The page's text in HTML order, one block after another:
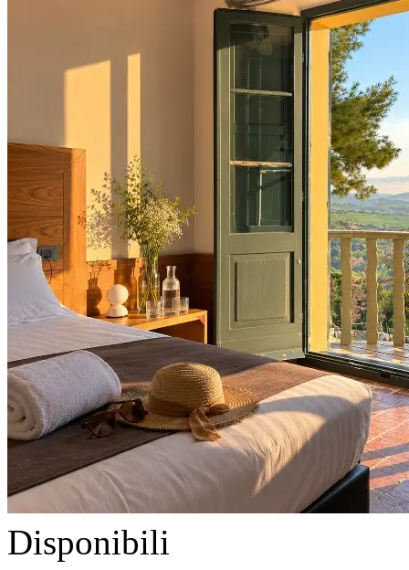
Disponibili